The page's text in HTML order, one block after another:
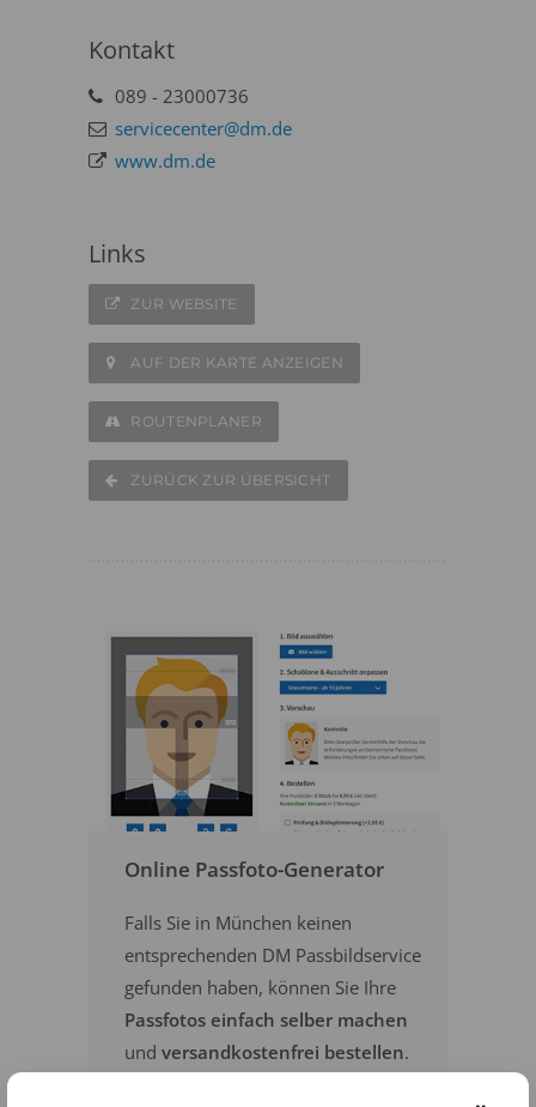
Kontakt
089 - 23000736
servicecenter@dm.de
www.dm.de
Links
ZUR WEBSITE
AUF DER KARTE ANZEIGEN
ROUTENPLANER
ZURÜCK ZUR ÜBERSICHT
Online Passfoto-Generator
Falls Sie in München keinen
entsprechenden DM Passbildservice
gefunden haben, können Sie Ihre
Passfotos einfach selber machen
und versandkostenfrei bestellen.